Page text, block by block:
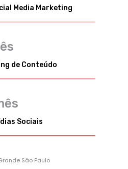
Sociais
de Conteúdo
Media Marketing
São Paulo